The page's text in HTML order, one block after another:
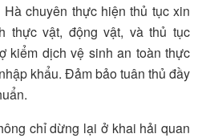
chuyên thực hiện thủ tục xin
thực vật, động vật, và thủ tục
kiểm dịch vệ sinh an toàn thực
khẩu. Đảm bảo tuân thủ đầy
chỉ dừng lại ở khai hải quan